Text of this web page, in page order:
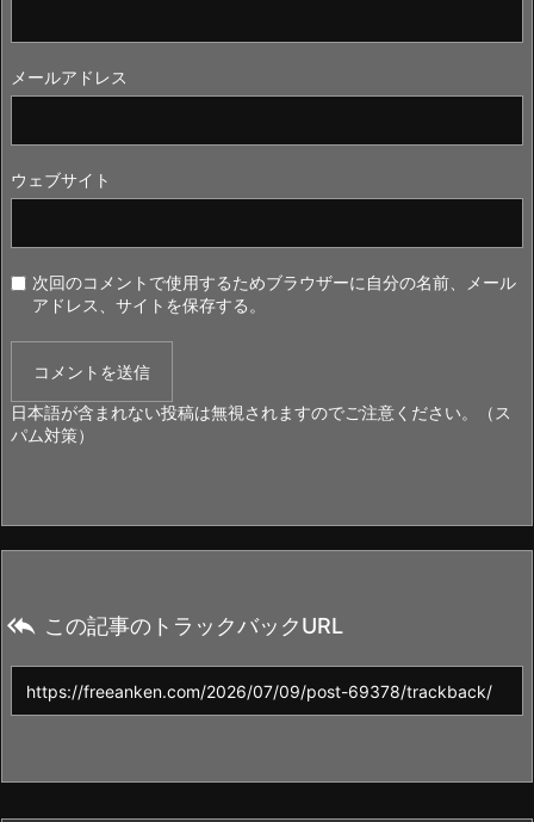
メールアドレス
ウェブサイト
次回のコメントで使用するためブラウザーに自分の名前、メール
アドレス、サイトを保存する。
日本語が含まれない投稿は無視されますのでご注意ください。（ス
パム対策）
 この記事のトラックバックURL